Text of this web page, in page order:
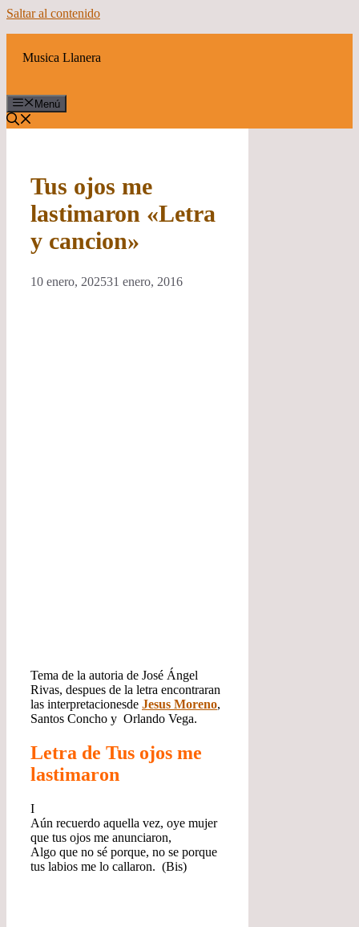
Saltar al contenido
Musica Llanera
Menú
Tus ojos me
lastimaron «Letra
y cancion»
10 enero, 202531 enero, 2016
Tema de la autoria de José Ángel
Rivas, despues de la letra encontraran
las interpretacionesde Jesus Moreno,
Santos Concho y Orlando Vega.
Letra de Tus ojos me
lastimaron
I
Aún recuerdo aquella vez, oye mujer
que tus ojos me anunciaron,
Algo que no sé porque, no se porque
tus labios me lo callaron. (Bis)